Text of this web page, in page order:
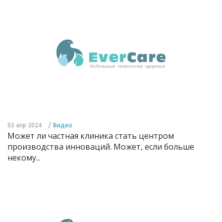
03 апр 2024 / Видео
Может ли частная клиника стать центром
производства инноваций. Может, если больше
некому...